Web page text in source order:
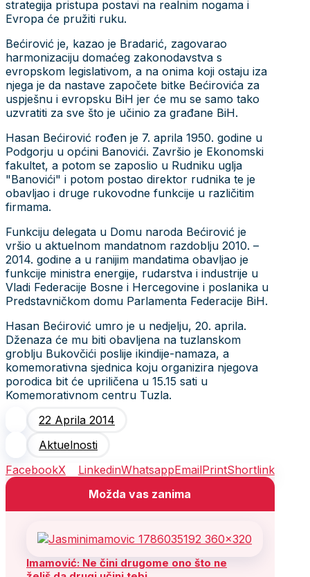
strategija pristupa postavi na realnim nogama i
Evropa će pružiti ruku.
Bećirović je, kazao je Bradarić, zagovarao
harmonizaciju domaćeg zakonodavstva s
evropskom legislativom, a na onima koji ostaju iza
njega je da nastave započete bitke Bećirovića za
uspješnu i evropsku BiH jer će mu se samo tako
uzvratiti za sve što je učinio za građane BiH.
Hasan Bećirović rođen je 7. aprila 1950. godine u
Podgorju u općini Banovići. Završio je Ekonomski
fakultet, a potom se zaposlio u Rudniku uglja
"Banovići" i potom postao direktor rudnika te je
obavljao i druge rukovodne funkcije u različitim
firmama.
Funkciju delegata u Domu naroda Bećirović je
vršio u aktuelnom mandatnom razdoblju 2010. –
2014. godine a u ranijim mandatima obavljao je
funkcije ministra energije, rudarstva i industrije u
Vladi Federacije Bosne i Hercegovine i poslanika u
Predstavničkom domu Parlamenta Federacije BiH.
Hasan Bećirović umro je u nedjelju, 20. aprila.
Dženaza će mu biti obavljena na tuzlanskom
groblju Bukovčići poslije ikindije-namaza, a
komemorativna sjednica koju organizira njegova
porodica bit će upriličena u 15.15 sati u
Komemorativnom centru Tuzla.
22 Aprila 2014
Aktuelnosti
FacebookX LinkedinWhatsappEmailPrintShortlink
Možda vas zanima
Imamović: Ne čini drugome ono što ne